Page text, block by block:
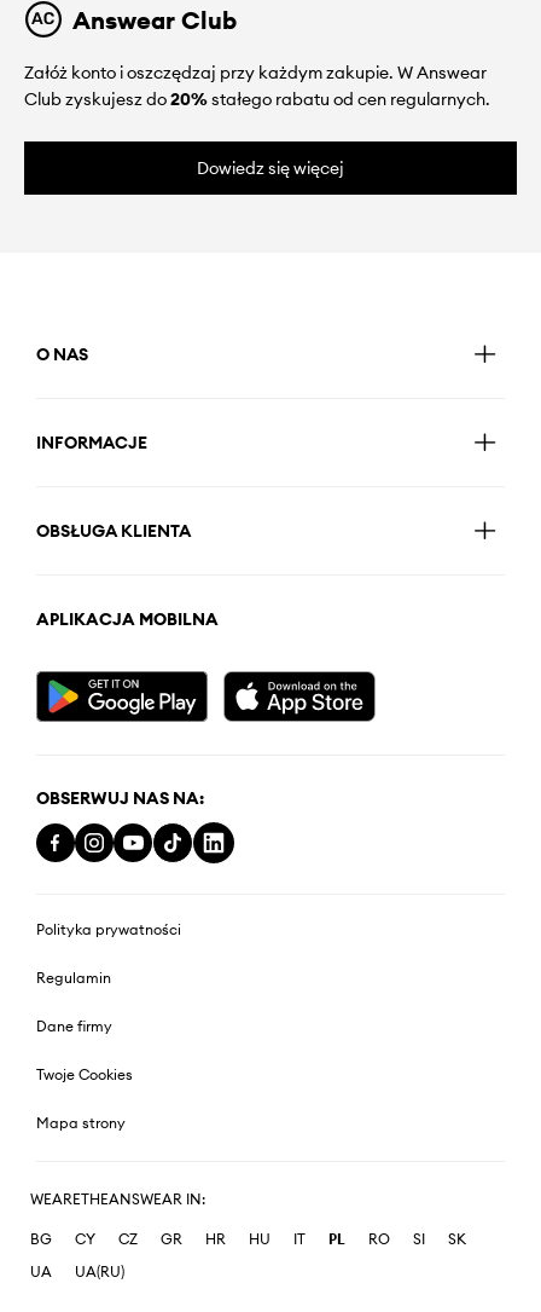
Answear Club
Załóż konto i oszczędzaj przy każdym zakupie. W Answear
Club zyskujesz do20%stałego rabatu od cen regularnych.
Dowiedz się więcej
O NAS
INFORMACJE
OBSŁUGA KLIENTA
APLIKACJA MOBILNA
OBSERWUJ NAS NA:
Polityka prywatności
Regulamin
Dane firmy
Twoje Cookies
Mapa strony
WEARETHEANSWEAR IN:
BG CY CZ GR HR HU IT PL RO SI
SK
UA
UA(RU)